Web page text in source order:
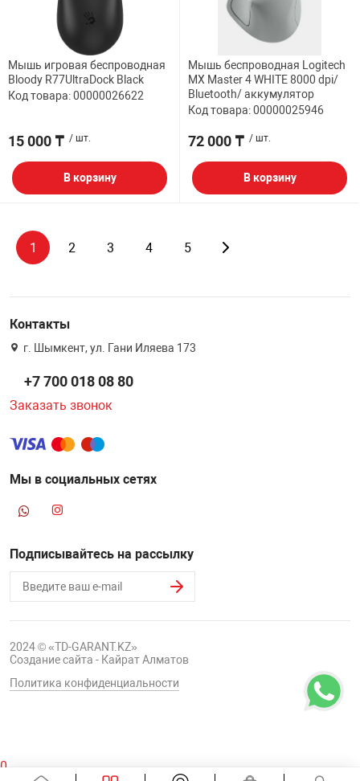
Мышь игровая беспроводная
Bloody R77UltraDock Black
Код товара: 00000026622
15 000 ₸ / шт.
В корзину
Мышь беспроводная Logitech
MX Master 4 WHITE 8000 dpi/
Bluetooth/ аккумулятор
Код товара: 00000025946
72 000 ₸ / шт.
В корзину
1 2 3 4 5
Контакты
г. Шымкент, ул. Гани Иляева 173
+7 700 018 08 80
Заказать звонок
Мы в социальных сетях
Подписывайтесь на рассылку
2024 © «TD-GARANT.KZ»
Создание сайта - Кайрат Алматов
Политика конфиденциальности
0